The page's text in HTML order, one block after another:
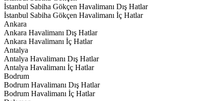
İstanbul Sabiha Gökçen Havalimanı Dış Hatlar
İstanbul Sabiha Gökçen Havalimanı İç Hatlar
Ankara
Ankara Havalimanı Dış Hatlar
Ankara Havalimanı İç Hatlar
Antalya
Antalya Havalimanı Dış Hatlar
Antalya Havalimanı İç Hatlar
Bodrum
Bodrum Havalimanı Dış Hatlar
Bodrum Havalimanı İç Hatlar